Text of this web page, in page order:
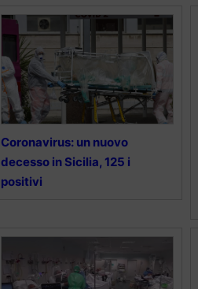
Coronavirus: un nuovo
decesso in Sicilia, 125 i
positivi